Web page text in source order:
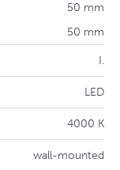
50 mm
50 mm
I.
LED
4000 K
wall-mounted